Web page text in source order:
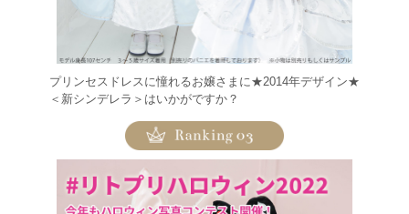
プリンセスドレスに憧れるお嬢さまに★2014年デザイン★
＜新シンデレラ＞はいかがですか？